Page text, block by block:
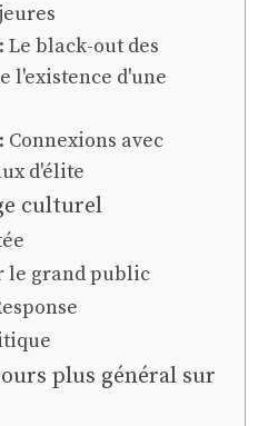
black-out des
l'existence d'une
avec
d'élite
culturel
le grand public
plus général sur